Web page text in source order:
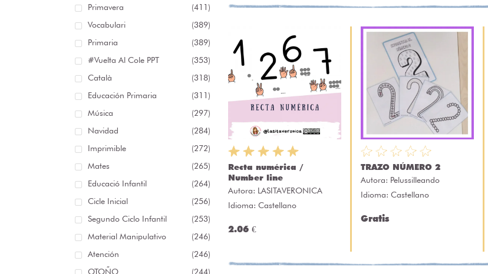
Primavera
(411)
Vocabulari
(389)
Primaria
(389)
#Vuelta Al Cole PPT
(353)
Català
(318)
Educación Primaria
(311)
Música
(297)
Navidad
(284)
Imprimible
(272)
Mates
(265)
Educació Infantil
(264)
Cicle Inicial
(256)
Segundo Ciclo Infantil
(253)
Material Manipulativo
(246)
Atención
(246)
OTOÑO
(244)
Recta numérica /
Number line
Autora: LASITAVERONICA
Idioma: Castellano
2.06 €
TRAZO NÚMERO 2
Autora: Pelussilleando
Idioma: Castellano
Gratis